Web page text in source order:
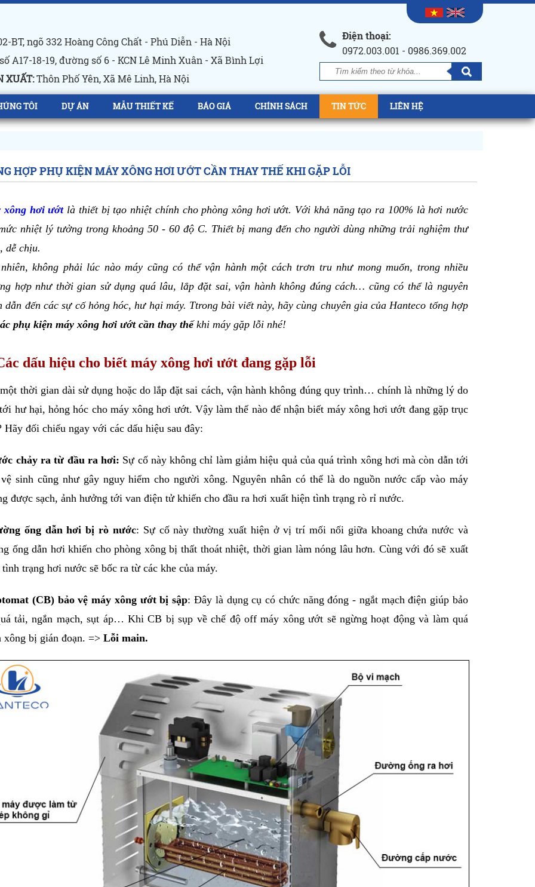
BT, ngõ 332 Hoàng Công Chất - Phú Diễn - Hà Nội
A17-18-19, đường số 6 - KCN Lê Minh Xuân - Xã Bình Lợi
XUẤT:Thôn Phố Yên, Xã Mê Linh, Hà Nội
Điện thoại:
0972.003.001 - 0986.369.002
TÔI DỰ ÁN MẪU THIẾT KẾ BÁO GIÁ CHÍNH SÁCH TIN TỨC LIÊN HỆ
HỢP PHỤ KIỆN MÁY XÔNG HƠI ƯỚT CẦN THAY THẾ KHI GẶP LỖI
xông hơi ướt là thiết bị tạo nhiệt chính cho phòng xông hơi ướt. Với khả năng tạo ra 100% là hơi nước
nhiệt lý tưởng trong khoảng 50 - 60 độ C. Thiết bị mang đến cho người dùng những trải nghiệm thư
dễ chịu.
không phải lúc nào máy cũng có thể vận hành một cách trơn tru như mong muốn, trong nhiều
hợp như thời gian sử dụng quá lâu, lắp đặt sai, vận hành không đúng cách… cũng có thể là nguyên
dẫn đến các sự cố hỏng hóc, hư hại máy. Ttrong bài viết này, hãy cùng chuyên gia của Hanteco tổng hợp
phụ kiện máy xông hơi ướt cần thay thế khi máy gặp lỗi nhé!
dấu hiệu cho biết máy xông hơi ướt đang gặp lỗi
thời gian dài sử dụng hoặc do lắp đặt sai cách, vận hành không đúng quy trình… chính là những lý do
hư hại, hỏng hóc cho máy xông hơi ướt. Vậy làm thế nào để nhận biết máy xông hơi ướt đang gặp trục
Hãy đối chiếu ngay với các dấu hiệu sau đây:
chảy ra từ đầu ra hơi: Sự cố này không chỉ làm giảm hiệu quả của quá trình xông hơi mà còn dẫn tới
sinh cũng như gây nguy hiểm cho người xông. Nguyên nhân có thể là do nguồn nước cấp vào máy
được sạch, ảnh hưởng tới van điện tử khiến cho đầu ra hơi xuất hiện tình trạng rò rỉ nước.
ống dẫn hơi bị rò nước: Sự cố này thường xuất hiện ở vị trí mối nối giữa khoang chứa nước và
ống dẫn hơi khiến cho phòng xông bị thất thoát nhiệt, thời gian làm nóng lâu hơn. Cùng với đó sẽ xuất
tình trạng hơi nước sẽ bốc ra từ các khe của máy.
(CB) bảo vệ máy xông ướt bị sập: Đây là dụng cụ có chức năng đóng - ngắt mạch điện giúp bảo
tải, ngắn mạch, sụt áp… Khi CB bị sụp về chế độ off máy xông ướt sẽ ngừng hoạt động và làm quá
xông bị gián đoạn. => Lỗi main.